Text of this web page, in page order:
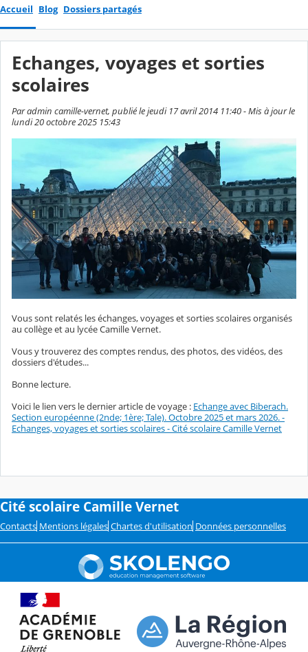
Accueil Blog Dossiers partagés
Echanges, voyages et sorties
scolaires
Par admin camille-vernet, publié le jeudi 17 avril 2014 11:40 - Mis à jour le
lundi 20 octobre 2025 15:43
Vous sont relatés les échanges, voyages et sorties scolaires organisés
au collège et au lycée Camille Vernet.
Vous y trouverez des comptes rendus, des photos, des vidéos, des
dossiers d'études...
Bonne lecture.
Voici le lien vers le dernier article de voyage : Echange avec Biberach.
Section européenne (2nde; 1ère; Tale). Octobre 2025 et mars 2026. -
Echanges, voyages et sorties scolaires - Cité scolaire Camille Vernet
Cité scolaire Camille Vernet
Contacts Mentions légales Chartes d'utilisation Données personnelles